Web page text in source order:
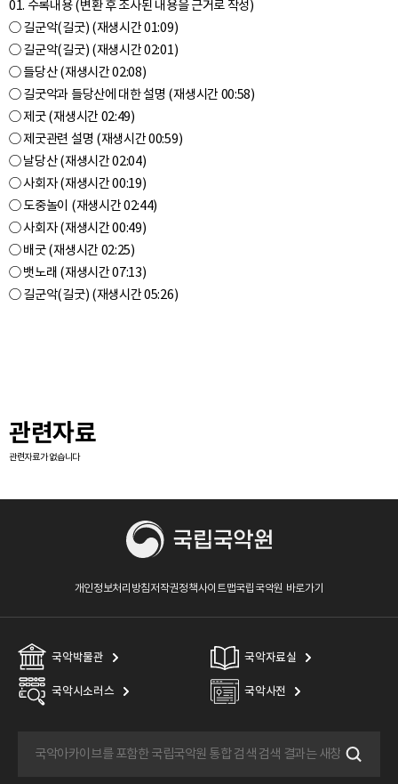
01. 수록내용 (변환 후 조사된 내용을 근거로 작성)
○ 길군악(길굿) (재생시간 01:09)
○ 길군악(길굿) (재생시간 02:01)
○ 들당산 (재생시간 02:08)
○ 길굿악과 들당산에 대한 설명 (재생시간 00:58)
○ 제굿 (재생시간 02:49)
○ 제굿관련 설명 (재생시간 00:59)
○ 날당산 (재생시간 02:04)
○ 사회자 (재생시간 00:19)
○ 도중놀이 (재생시간 02:44)
○ 사회자 (재생시간 00:49)
○ 배굿 (재생시간 02:25)
○ 뱃노래 (재생시간 07:13)
관련자료
관련자료가 없습니다
개인정보처리방침저작권정책사이트맵국립국악원 바로가기
국악박물관 국악자료실
국악시소러스 국악사전